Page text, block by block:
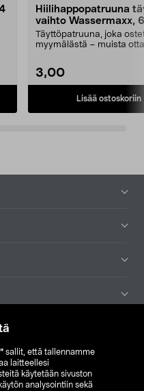
sallit, että tallennamme
laitteellesi
käytetään sivuston
analysointiin sekä
Hiilihappopatruuna
vaihto Wassermaxx,
Täyttöpatruuna, joka
myymälästä – muista
3,00
Lisää ostoskoriin